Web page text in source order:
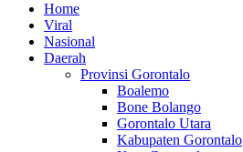
Home
Viral
Nasional
Daerah
Provinsi Gorontalo
Boalemo
Bone Bolango
Gorontalo Utara
Kabupaten Gorontalo